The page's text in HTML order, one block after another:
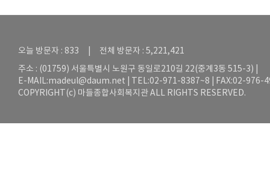
오늘 방문자 : 833 | 전체 방문자 : 5,221,421
주소 : (01759) 서울특별시 노원구 동일로210길 22(중계3동 515-3) |
E-MAIL:madeul@daum.net | TEL:02-971-8387~8 | FAX:02-976-
COPYRIGHT(c) 마들종합사회복지관 ALL RIGHTS RESERVED.